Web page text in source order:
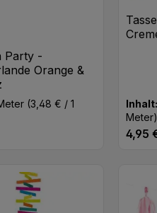
Party -
Orange &
(3,48 € / 1
Anzahl: Gib
Stk
Meter)
4,95